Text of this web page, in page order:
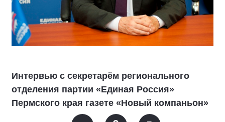
Интервью с секретарём регионального
отделения партии «Единая Россия»
Пермского края газете «Новый компаньон»